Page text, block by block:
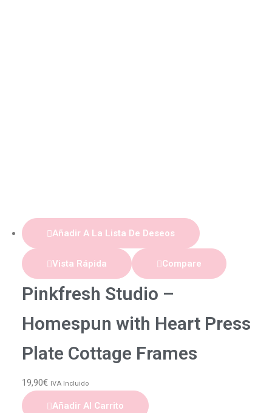
Añadir A La Lista De Deseos
Vista Rápida Compare
Pinkfresh Studio –
Homespun with Heart Press
Plate Cottage Frames
19,90€ IVA Incluido
Añadir Al Carrito